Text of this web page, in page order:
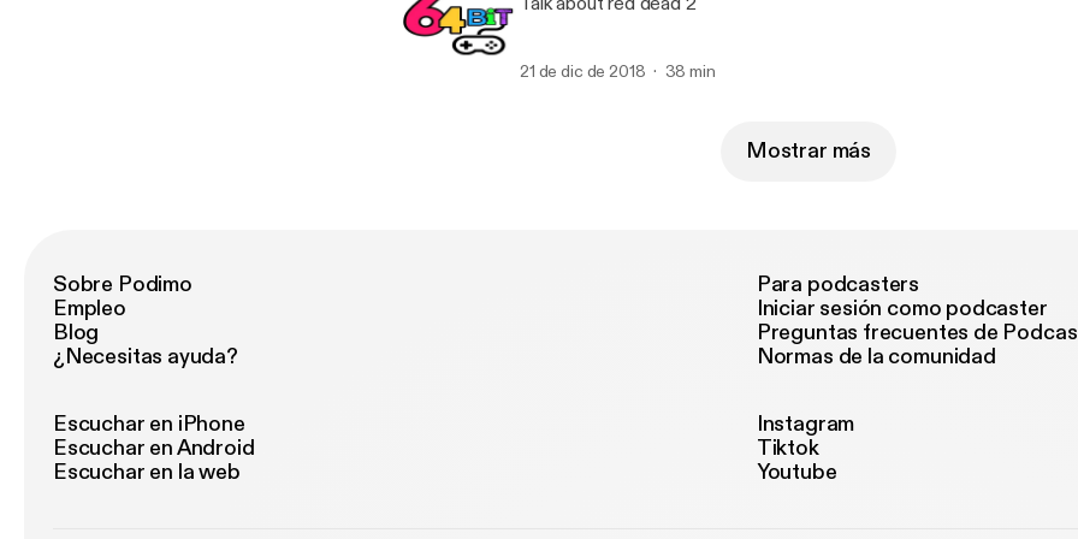
21 de dic de 2018 38 min
Mostrar más
Sobre Podimo
Empleo
Blog
¿Necesitas ayuda?
Para podcasters
Iniciar sesión como podcaster
Preguntas frecuentes de
Normas de la comunidad
Escuchar en iPhone
Escuchar en Android
Escuchar en la web
Instagram
Tiktok
Youtube